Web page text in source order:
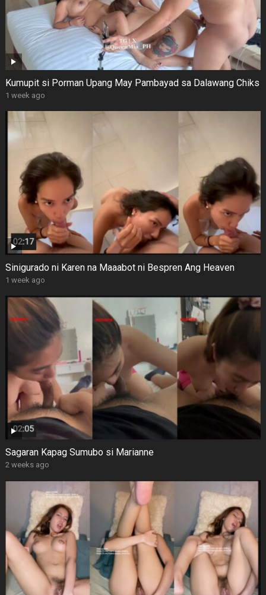
Kumupit si Porman Upang May Pambayad sa Dalawang Chiks
1 week ago
Sinigurado ni Karen na Maaabot ni Bespren Ang Heaven
1 week ago
Sagaran Kapag Sumubo si Marianne
2 weeks ago